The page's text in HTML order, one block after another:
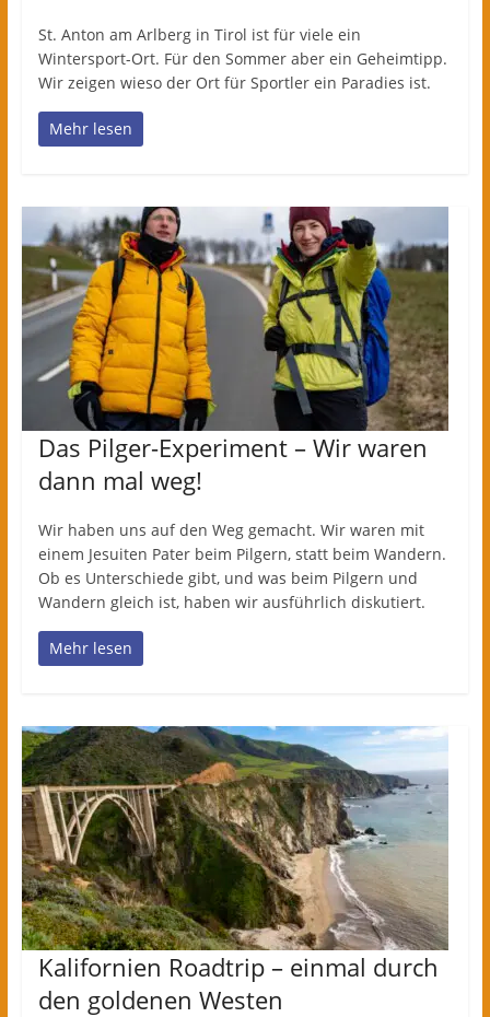
St. Anton am Arlberg in Tirol ist für viele ein
Wintersport-Ort. Für den Sommer aber ein Geheimtipp.
Wir zeigen wieso der Ort für Sportler ein Paradies ist.
Mehr lesen
Das Pilger-Experiment – Wir waren
dann mal weg!
Wir haben uns auf den Weg gemacht. Wir waren mit
einem Jesuiten Pater beim Pilgern, statt beim Wandern.
Ob es Unterschiede gibt, und was beim Pilgern und
Wandern gleich ist, haben wir ausführlich diskutiert.
Mehr lesen
Kalifornien Roadtrip – einmal durch
den goldenen Westen